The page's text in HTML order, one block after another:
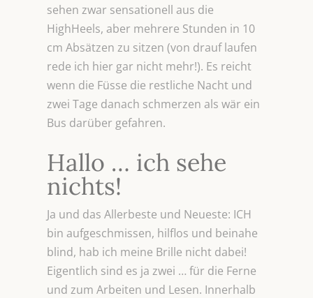
sehen zwar sensationell aus die
HighHeels, aber mehrere Stunden in 10
cm Absätzen zu sitzen (von drauf laufen
rede ich hier gar nicht mehr!). Es reicht
wenn die Füsse die restliche Nacht und
zwei Tage danach schmerzen als wär ein
Bus darüber gefahren.
Hallo … ich sehe
nichts!
Ja und das Allerbeste und Neueste: ICH
bin aufgeschmissen, hilflos und beinahe
blind, hab ich meine Brille nicht dabei!
Eigentlich sind es ja zwei … für die Ferne
und zum Arbeiten und Lesen. Innerhalb